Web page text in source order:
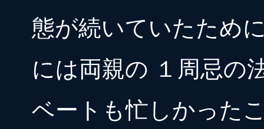
態が続いていたため
には両親の １周忌の
ベートも忙しかった